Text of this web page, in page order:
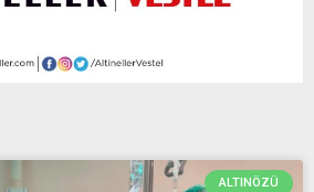
ALTINÖZÜ